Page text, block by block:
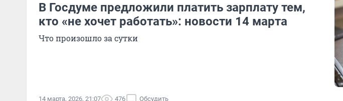
В Госдуме предложили платить зарплату тем,
кто «не хочет работать»: новости 14 марта
Что произошло за сутки
14 марта, 2026, 21:07 476 Обсудить